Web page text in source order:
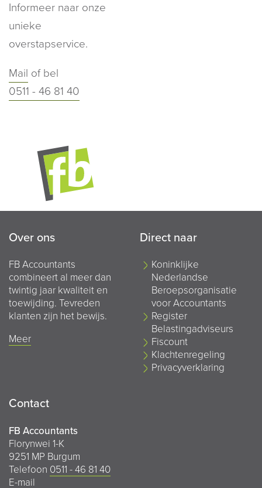
Informeer naar onze
unieke
overstapservice.
Mail of bel
0511 - 46 81 40
Over ons
FB Accountants
combineert al meer dan
twintig jaar kwaliteit en
toewijding. Tevreden
klanten zijn het bewijs.
Meer
Direct naar
Koninklijke
Nederlandse
Beroepsorganisatie
voor Accountants
Register
Belastingadviseurs
Fiscount
Klachtenregeling
Privacyverklaring
Contact
FB Accountants
Florynwei 1-K
9251 MP Burgum
Telefoon 0511 - 46 81 40
E-mail